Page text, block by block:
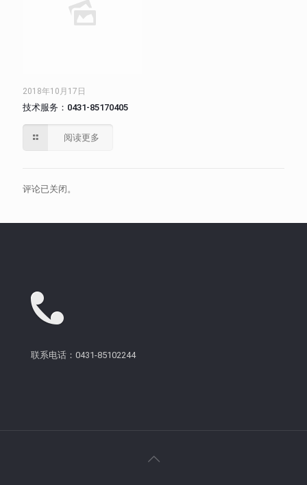
2018年10月17日
技术服务：0431-85170405
阅读更多
评论已关闭。
联系电话：0431-85102244